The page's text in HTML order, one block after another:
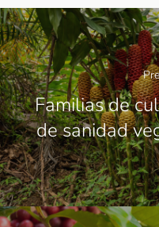
Familias de
de sanidad